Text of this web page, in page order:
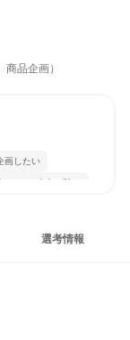
品企画）
画したい
ローバル志向が強い
選考情報